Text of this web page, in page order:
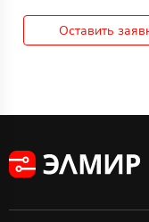
Оставить